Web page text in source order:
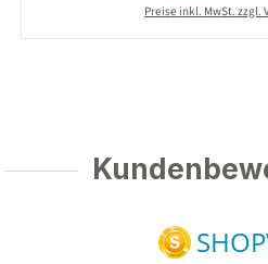
Preise inkl. MwSt. zzgl.